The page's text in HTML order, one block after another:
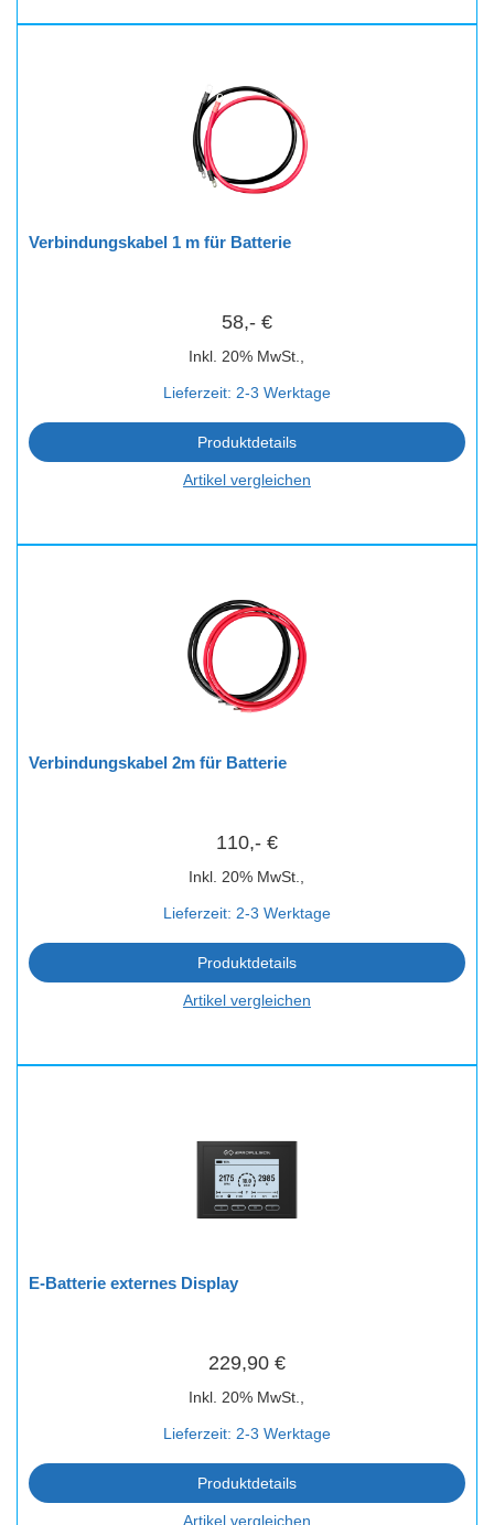
Verbindungskabel 1 m für Batterie
58,- €
Inkl. 20% MwSt.,
Lieferzeit: 2-3 Werktage
Produktdetails
Artikel vergleichen
Verbindungskabel 2m für Batterie
110,- €
Inkl. 20% MwSt.,
Lieferzeit: 2-3 Werktage
Produktdetails
Artikel vergleichen
E-Batterie externes Display
229,90 €
Inkl. 20% MwSt.,
Lieferzeit: 2-3 Werktage
Produktdetails
Artikel vergleichen